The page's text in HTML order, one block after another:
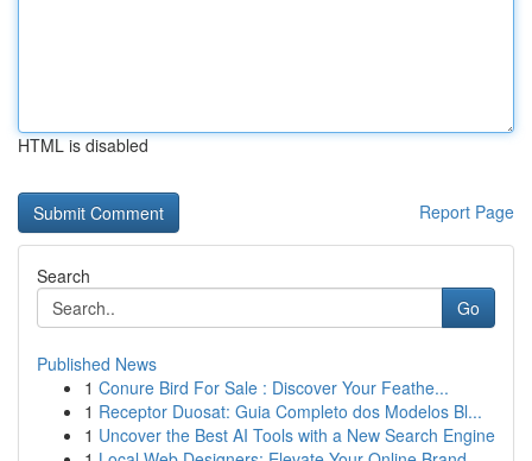
HTML is disabled
Report Page
Search
Go
Published News
1 Conure Bird For Sale : Discover Your Feathe...
1 Receptor Duosat: Guia Completo dos Modelos Bl...
1 Uncover the Best AI Tools with a New Search Engine